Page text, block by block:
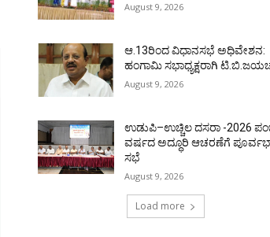
August 9, 2026
ಆ.13ರಿಂದ ವಿಧಾನಸಭೆ ಅಧಿವೇಶನ:
ಹಂಗಾಮಿ ಸಭಾಧ್ಯಕ್ಷರಾಗಿ
August 9, 2026
ಉಡುಪಿ–ಉಚ್ಚಿಲ ದಸರಾ -2026
ವರ್ಷದ ಅದ್ಧೂರಿ ಆಚರಣೆಗೆ
ಸಭೆ
August 9, 2026
Load more